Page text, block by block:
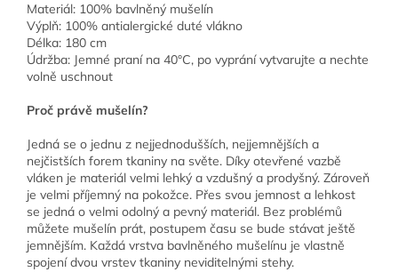
Materiál: 100% bavlněný mušelín
Výplň: 100% antialergické duté vlákno
Délka: 180 cm
Údržba: Jemné praní na 40°C, po vyprání vytvarujte a nechte
volně uschnout
Proč právě mušelín?
Jedná se o jednu z nejjednodušších, nejjemnějších a
nejčistších forem tkaniny na světe. Díky otevřené vazbě
vláken je materiál velmi lehký a vzdušný a prodyšný. Zároveň
je velmi příjemný na pokožce. Přes svou jemnost a lehkost
se jedná o velmi odolný a pevný materiál. Bez problémů
můžete mušelín prát, postupem času se bude stávat ještě
jemnějším. Každá vrstva bavlněného mušelínu je vlastně
spojení dvou vrstev tkaniny neviditelnými stehy.